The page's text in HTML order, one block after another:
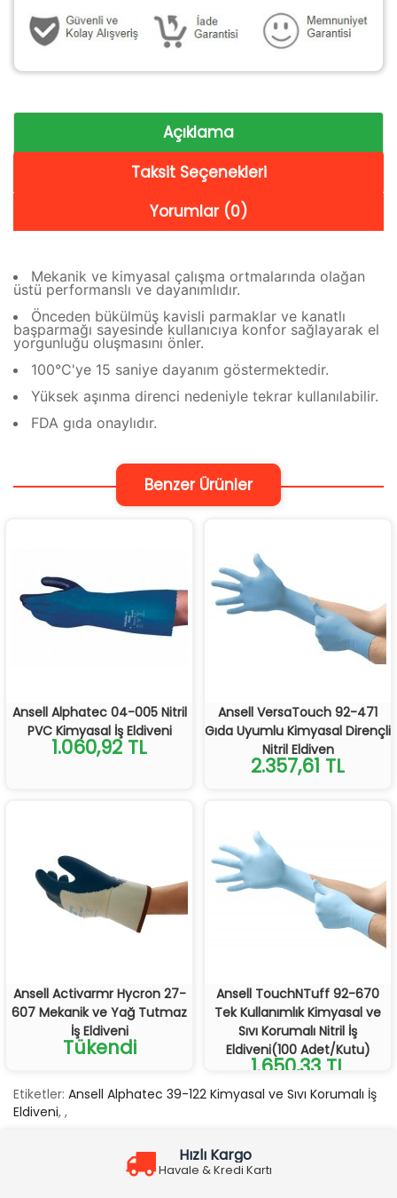
Açıklama
Taksit Seçenekleri
Yorumlar (0)
Mekanik ve kimyasal çalışma ortmalarında olağan
üstü performanslı ve dayanımlıdır.
Önceden bükülmüş kavisli parmaklar ve kanatlı
başparmağı sayesinde kullanıcıya konfor sağlayarak el
yorgunluğu oluşmasını önler.
100°C'ye 15 saniye dayanım göstermektedir.
Yüksek aşınma direnci nedeniyle tekrar kullanılabilir.
FDA gıda onaylıdır.
Benzer Ürünler
Ansell Alphatec 04-005 Nitril
PVC Kimyasal İş Eldiveni
1.060,92 TL
Ansell VersaTouch 92-471
Gıda Uyumlu Kimyasal Dirençli
Nitril Eldiven
2.357,61 TL
Ansell Activarmr Hycron 27-
607 Mekanik ve Yağ Tutmaz
İş Eldiveni
Tükendi
Ansell TouchNTuff 92-670
Tek Kullanımlık Kimyasal ve
Sıvı Korumalı Nitril İş
Eldiveni(100 Adet/Kutu)
1.650,33 TL
Etiketler: Ansell Alphatec 39-122 Kimyasal ve Sıvı Korumalı İş
Eldiveni, ,
Hızlı Kargo
Havale & Kredi Kartı